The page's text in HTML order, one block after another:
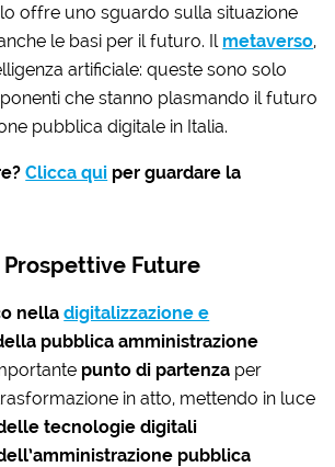
offre uno sguardo sulla situazione
le basi per il futuro. Il metaverso,
artificiale: queste sono solo
che stanno plasmando il futuro
pubblica digitale in Italia.
Clicca qui per guardare la
Prospettive Future
nelladigitalizzazione e
pubblica amministrazione
punto di partenza per
in atto, mettendo in luce
tecnologie digitali
pubblica